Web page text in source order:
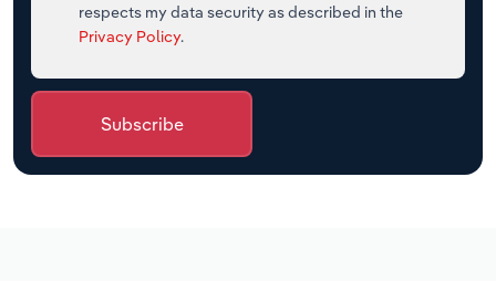
respects my data security as described in the
Privacy Policy.
Subscribe